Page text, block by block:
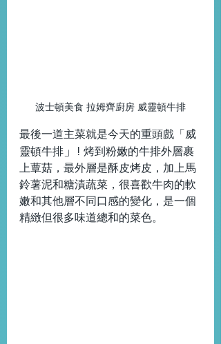
波士頓美食 拉姆齊廚房 威靈頓牛排
最後一道主菜就是今天的重頭戲「威
靈頓牛排 」
! 烤到粉嫩的牛排外層裹
上蕈菇，最外層是酥皮烤皮，加上馬
鈴薯泥和糖漬蔬菜，很喜歡牛肉的軟
嫩和其他層不同口感的變化，是一個
精緻但很多味道總和的菜色。